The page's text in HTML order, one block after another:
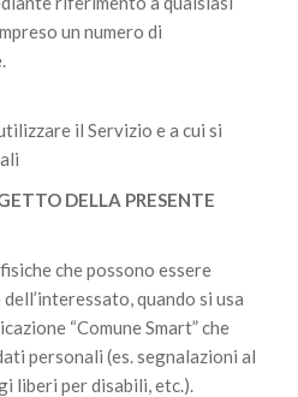
un numero di
il Servizio e a cui si
DELLA PRESENTE
che possono essere
quando si usa
“Comune Smart” che
personali (es. segnalazioni al
liberi per disabili, etc.).